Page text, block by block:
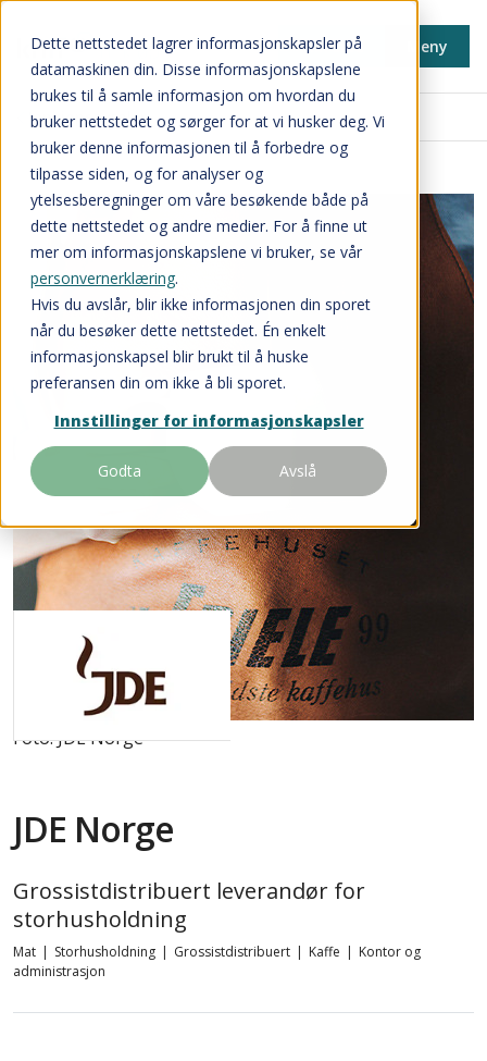
Dette nettstedet lagrer informasjonskapsler på
datamaskinen din. Disse informasjonskapslene
brukes til å samle informasjon om hvordan du
bruker nettstedet og sørger for at vi husker deg. Vi
bruker denne informasjonen til å forbedre og
tilpasse siden, og for analyser og
ytelsesberegninger om våre besøkende både på
dette nettstedet og andre medier. For å finne ut
mer om informasjonskapslene vi bruker, se vår
personvernerklæring.
Hvis du avslår, blir ikke informasjonen din sporet
når du besøker dette nettstedet. Én enkelt
informasjonskapsel blir brukt til å huske
preferansen din om ikke å bli sporet.
Innstillinger for informasjonskapsler
Godta Avslå
Min side Meny
Innkjøpsavtaler
Foto: JDE Norge
JDE Norge
Grossistdistribuert leverandør for
storhusholdning
Mat | Storhusholdning | Grossistdistribuert | Kaffe | Kontor og
administrasjon